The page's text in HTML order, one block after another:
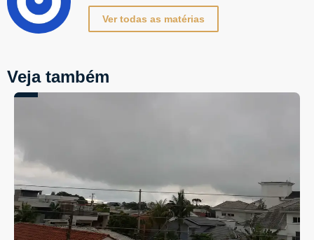
Ver todas as matérias
Veja também